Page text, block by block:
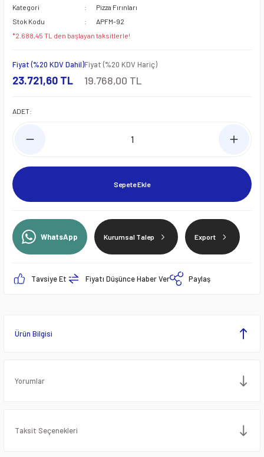
Kategori
Pizza Fırınları
Stok Kodu
APFM-92
*2.688,45 TL den başlayan taksitlerle!
Fiyat (%20 KDV Dahil)
23.721,60 TL
Fiyat (%20 KDV Hariç)
19.768,00 TL
ADET:
Sepete Ekle
WhatsApp Kurumsal Talep Export
Tavsiye Et Fiyatı Düşünce Haber Ver Paylaş
Ürün Bilgisi
Yorumlar
Taksit Seçenekleri